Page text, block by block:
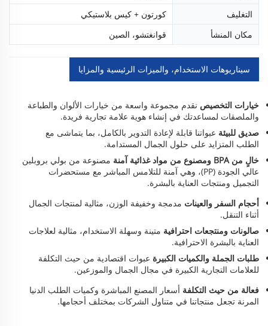
التغليف
كورتون + كيس بلاستيكي
مكان المنشأ
قوانغتشو، الصين
سيناريوهات الاستخدام، والميزات الرئيسية والمزايا
خيارات التخصيص نقدم مجموعة واسعة من خيارات الألوان والطباعة
والملصقات لمساعدتك في إنشاء هوية علامة تجارية فريدة.
صديق للبيئة عبواتنا قابلة لإعادة التدوير بالكامل، بما يتماشى مع
الطلب المتزايد على حلول الجمال المستدامة.
خالٍ من BPA ومصنوع من مواد غذائية آمنة
مصنوعة من بولي بروبلين
عالي الجودة (PP)، وهي آمنة للتلامس المباشر مع مستحضرات
التجميل ومنتجات العناية بالبشرة.
أحجام السفر والعينات مدمجة وخفيفة الوزن، مثالية لمنتجات الجمال
أثناء التنقل.
صالونات ومنتجعات احترافية متينة وسهلة الاستخدام، مثالية لعلاجات
العناية بالبشرة الاحترافية.
طلبات الجملة والكميات الكبيرة عبوات اقتصادية من حيث التكلفة
للعلامات التجارية الكبيرة في مجال الجمال والموزعين.
فعالة من حيث التكلفة أسعار المصنع المباشرة وكميات الطلب الدنيا
المرنة تجعل منتجاتنا في متناول الشركات بمختلف أحجامها.